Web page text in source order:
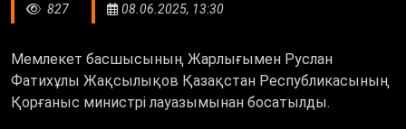
827 08.06.2025, 13:30
Мемлекет басшысының Жарлығымен Руслан
Фатихұлы Жақсылықов Қазақстан Республикасының
Қорғаныс министрі лауазымынан босатылды.